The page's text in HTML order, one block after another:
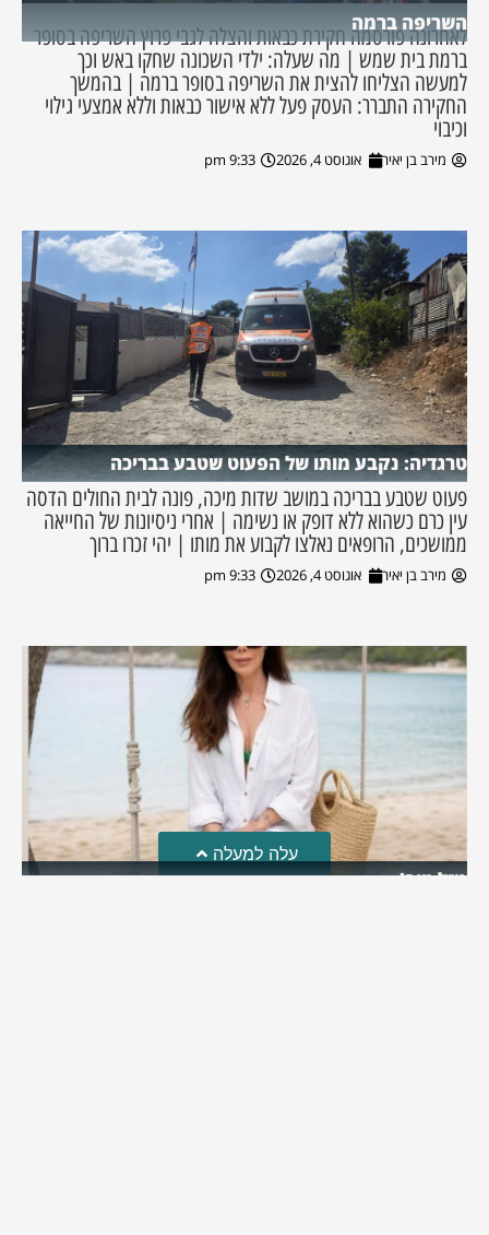
השריפה ברמה
לאחרונה פורסמה חקירת כבאות והצלה לגבי פרוץ השריפה בסופר
ברמת בית שמש | מה שעלה: ילדי השכונה שחקו באש וכך
למעשה הצליחו להצית את השריפה בסופר ברמה | בהמשך
החקירה התברר: העסק פעל ללא אישור כבאות וללא אמצעי גילוי
וכיבוי
מירב בן יאיר אוגוסט 4, 2026 9:33 pm
טרגדיה: נקבע מותו של הפעוט שטבע בבריכה
פעוט שטבע בבריכה במושב שדות מיכה, פונה לבית החולים הדסה
עין כרם כשהוא ללא דופק או נשימה | אחרי ניסיונות של החייאה
ממושכים, הרופאים נאלצו לקבוע את מותו | יהי זכרו ברוך
מירב בן יאיר אוגוסט 4, 2026 9:33 pm
מזל טוב!
עלה למעלה